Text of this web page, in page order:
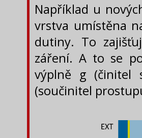
Například u
vrstva umístěna
dutiny. To
záření. A to se
výplně g (činitel
(součinitel